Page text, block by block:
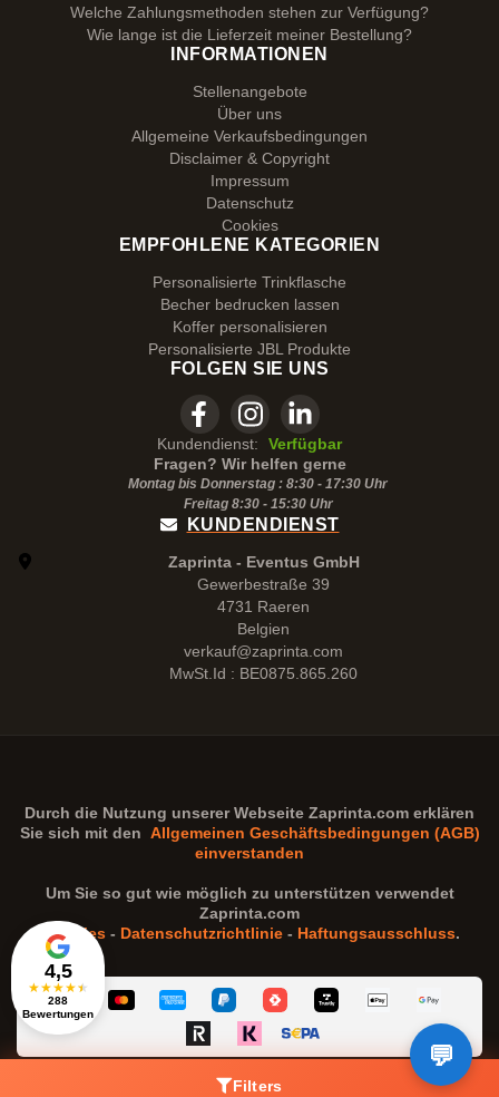
Filters
4,5
★★★★★
288
Bewertungen
Welche Zahlungsmethoden stehen zur Verfügung?
Wie lange ist die Lieferzeit meiner Bestellung?
INFORMATIONEN
Stellenangebote
Über uns
Allgemeine Verkaufsbedingungen
Disclaimer & Copyright
Impressum
Datenschutz
Cookies
EMPFOHLENE KATEGORIEN
Personalisierte Trinkflasche
Becher bedrucken lassen
Koffer personalisieren
Personalisierte JBL Produkte
FOLGEN SIE UNS
Kundendienst:
Verfügbar
Fragen? Wir helfen gerne
Montag bis Donnerstag : 8:30 - 17:30 Uhr
Freitag 8:30 - 15:30Uhr
KUNDENDIENST
Zaprinta - Eventus GmbH
Gewerbestraße 39
4731 Raeren
Belgien
verkauf@zaprinta.com
MwSt.Id : BE0875.865.260
Durch die Nutzung unserer Webseite Zaprinta.com erklären
Sie sich mit den Allgemeinen Geschäftsbedingungen (AGB)
einverstanden
Um Sie so gut wie möglich zu unterstützen verwendet
Zaprinta.com
Cookies - Datenschutzrichtlinie - Haftungsausschluss.